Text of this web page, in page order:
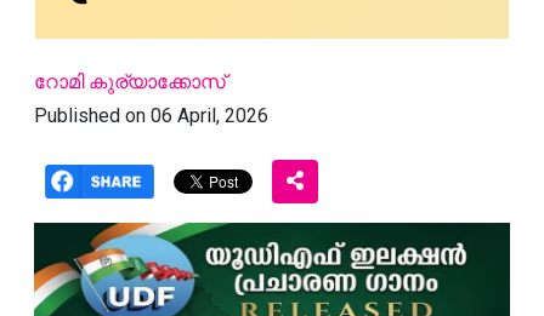
റോമി കുര്യാക്കോസ്
Published on 06 April, 2026